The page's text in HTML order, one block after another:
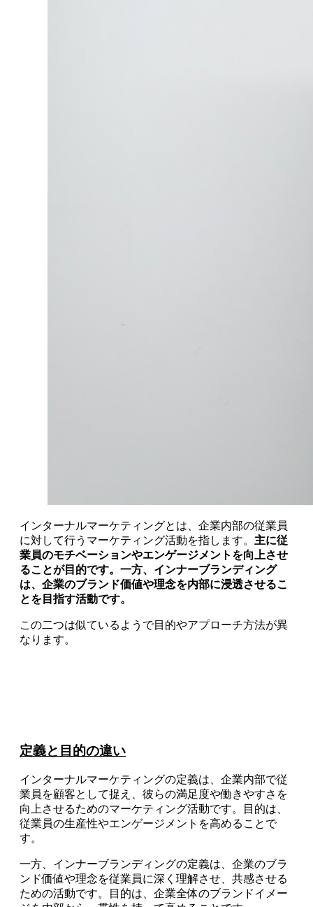
インターナルマーケティングとは、企業内部の従業員
に対して行うマーケティング活動を指します。 主に従
業員のモチベーションやエンゲージメントを向上させ
ることが目的です。一方、インナーブランディング
は、企業のブランド価値や理念を内部に浸透させるこ
とを目指す活動です。
この二つは似ているようで目的やアプローチ方法が異
なります。
定義と目的の違い
インターナルマーケティングの定義は、企業内部で従
業員を顧客として捉え、彼らの満足度や働きやすさを
向上させるためのマーケティング活動です。目的は、
従業員の生産性やエンゲージメントを高めることで
す。
一方、インナーブランディングの定義は、企業のブラ
ンド価値や理念を従業員に深く理解させ、共感させる
ための活動です。目的は、企業全体のブランドイメー